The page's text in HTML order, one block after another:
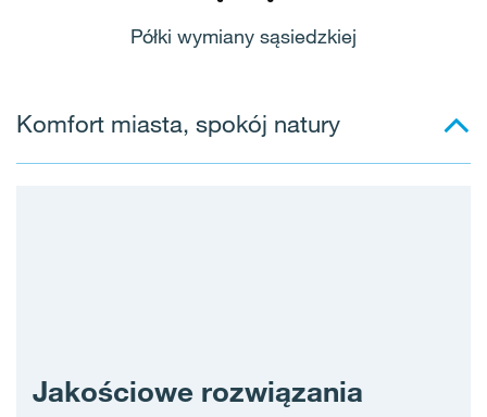
Półki wymiany sąsiedzkiej
Komfort miasta, spokój natury
Jakościowe rozwiązania